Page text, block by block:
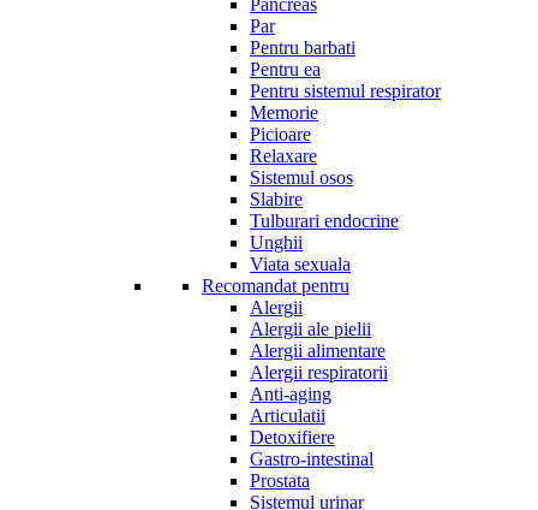
Pancreas
Par
Pentru barbati
Pentru ea
Pentru sistemul respirator
Memorie
Picioare
Relaxare
Sistemul osos
Slabire
Tulburari endocrine
Unghii
Viata sexuala
Recomandat pentru
Alergii
Alergii ale pielii
Alergii alimentare
Alergii respiratorii
Anti-aging
Articulatii
Detoxifiere
Gastro-intestinal
Prostata
Sistemul urinar